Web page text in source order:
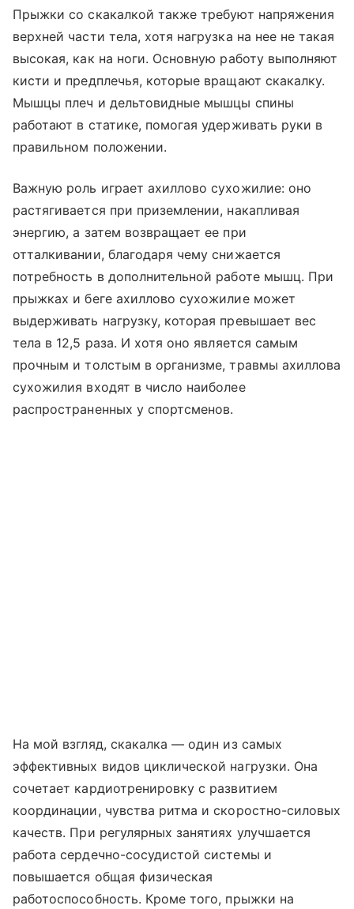
Прыжки со скакалкой также требуют напряжения
верхней части тела, хотя нагрузка на нее не такая
высокая, как на ноги. Основную работу выполняют
кисти и предплечья, которые вращают скакалку.
Мышцы плеч и дельтовидные мышцы спины
работают в статике, помогая удерживать руки в
правильном положении.
Важную роль играет ахиллово сухожилие: оно
растягивается при приземлении, накапливая
энергию, а затем возвращает ее при
отталкивании, благодаря чему снижается
потребность в дополнительной работе мышц. При
прыжках и беге ахиллово сухожилие может
выдерживать нагрузку, которая превышает вес
тела в 12,5 раза. И хотя оно является самым
прочным и толстым в организме, травмы ахиллова
сухожилия входят в число наиболее
распространенных у спортсменов.
На мой взгляд, скакалка — один из самых
эффективных видов циклической нагрузки. Она
сочетает кардиотренировку с развитием
координации, чувства ритма и скоростно-силовых
качеств. При регулярных занятиях улучшается
работа сердечно-сосудистой системы и
повышается общая физическая
работоспособность. Кроме того, прыжки на